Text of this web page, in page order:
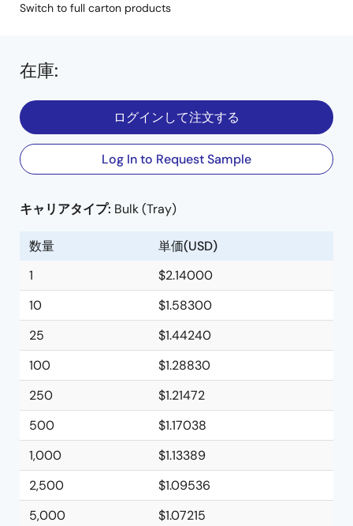
Switch to full carton products
在庫:
ログインして注文する
Log In to Request Sample
キャリアタイプ: Bulk (Tray)
数量
単価(USD)
1
$2.14000
10
$1.58300
25
$1.44240
100
$1.28830
250
$1.21472
500
$1.17038
1,000
$1.13389
2,500
$1.09536
5,000
$1.07215